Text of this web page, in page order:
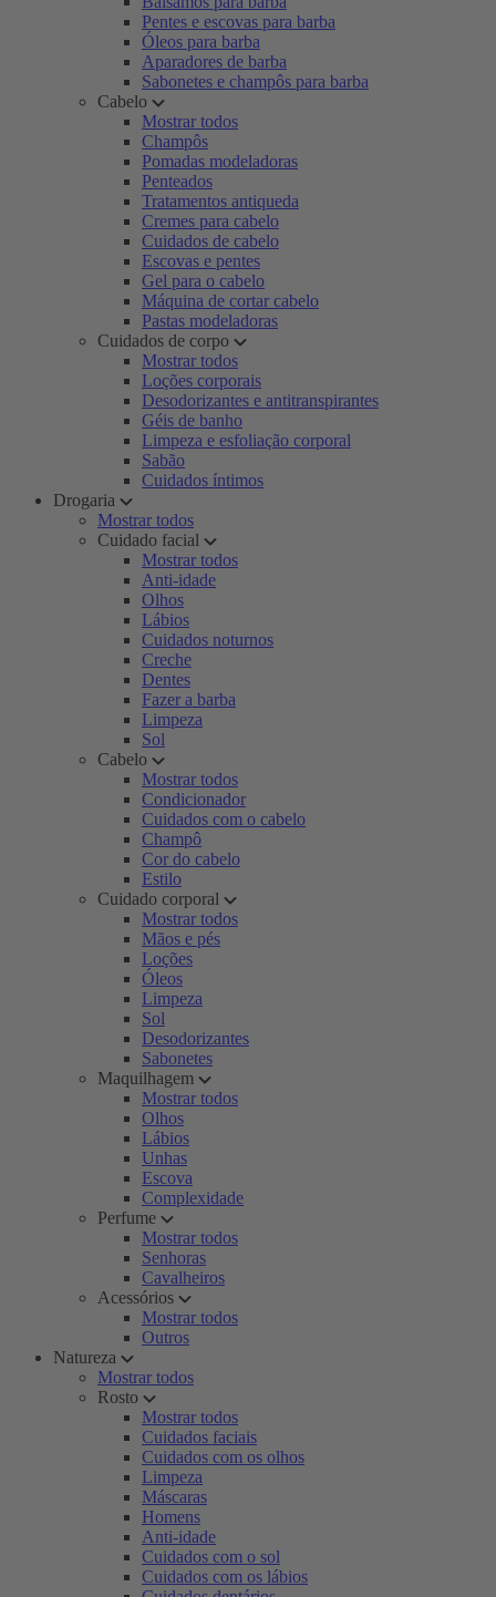
Pentes e escovas para barba
Óleos para barba
Aparadores de barba
Sabonetes e champôs para barba
Cabelo
Mostrar todos
Champôs
Pomadas modeladoras
Penteados
Tratamentos antiqueda
Cremes para cabelo
Cuidados de cabelo
Escovas e pentes
Gel para o cabelo
Máquina de cortar cabelo
Pastas modeladoras
Cuidados de corpo
Mostrar todos
Loções corporais
Desodorizantes e antitranspirantes
Géis de banho
Limpeza e esfoliação corporal
Sabão
Cuidados íntimos
Drogaria
Mostrar todos
Cuidado facial
Mostrar todos
Anti-idade
Olhos
Lábios
Cuidados noturnos
Creche
Dentes
Fazer a barba
Limpeza
Sol
Cabelo
Mostrar todos
Condicionador
Cuidados com o cabelo
Champô
Cor do cabelo
Estilo
Cuidado corporal
Mostrar todos
Mãos e pés
Loções
Óleos
Limpeza
Sol
Desodorizantes
Sabonetes
Maquilhagem
Mostrar todos
Olhos
Lábios
Unhas
Escova
Complexidade
Perfume
Mostrar todos
Senhoras
Cavalheiros
Acessórios
Mostrar todos
Outros
Natureza
Mostrar todos
Rosto
Mostrar todos
Cuidados faciais
Cuidados com os olhos
Limpeza
Máscaras
Homens
Anti-idade
Cuidados com o sol
Cuidados com os lábios